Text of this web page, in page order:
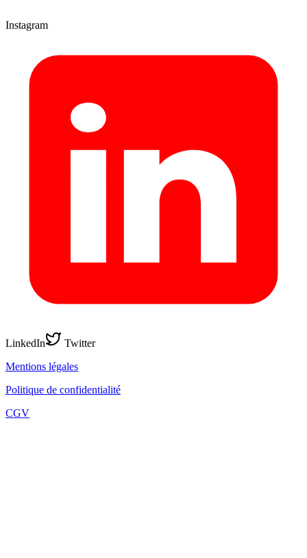
Instagram
LinkedIn
Twitter
Mentions légales
Politique de confidentialité
CGV